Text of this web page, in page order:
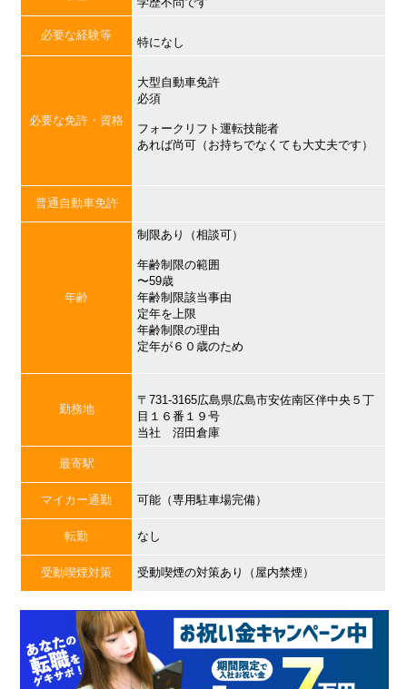
必要な経験等
特になし
必要な免許・資格
大型自動車免許
必須
フォークリフト運転技能者
あれば尚可（お持ちでなくても大丈夫です）
普通自動車免許
年齢
制限あり（相談可）
年齢制限の範囲
〜59歳
年齢制限該当事由
定年を上限
年齢制限の理由
定年が６０歳のため
勤務地
〒731-3165広島県広島市安佐南区伴中央５丁
目１６番１９号
当社 沼田倉庫
最寄駅
マイカー通勤 可能（専用駐車場完備）
転勤 なし
受動喫煙対策 受動喫煙の対策あり（屋内禁煙）